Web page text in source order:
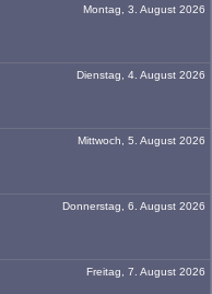
Montag, 3. August 2026
Dienstag, 4. August 2026
Mittwoch, 5. August 2026
Donnerstag, 6. August 2026
Freitag, 7. August 2026